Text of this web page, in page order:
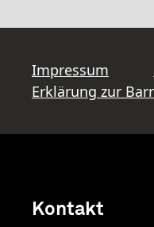
Impressum
Erklärung zur
Kontakt